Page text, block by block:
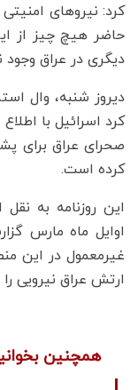
کرد: نیروهای
حاضر هیچ چیز از
دیگری در عراق وجود
دیروز شنبه، وال
کرد اسرائیل با
صحرای عراق برای
کرده است.
این روزنامه به
اوایل ماه مارس
غیرمعمول در این
ارتش عراق نیرویی
همچنین